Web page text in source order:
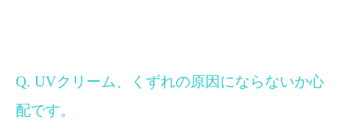
Q. UVクリーム、くずれの原因にならないか心
配です。